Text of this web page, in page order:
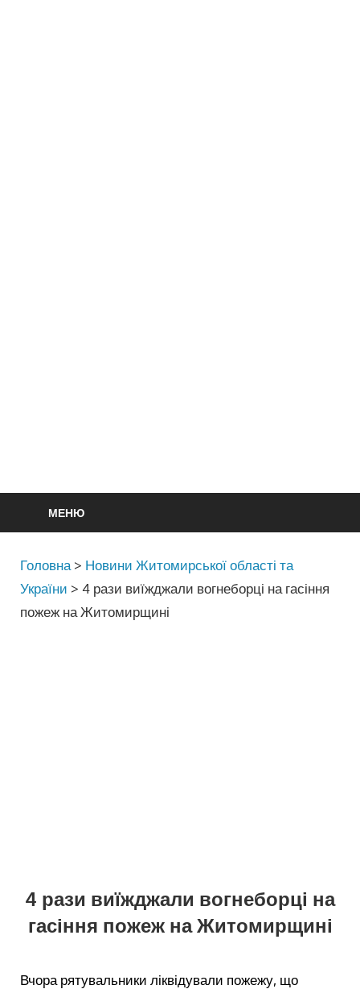
МЕНЮ
Головна > Новини Житомирської області та
України > 4 рази виїжджали вогнеборці на гасіння
пожеж на Житомирщині
4 рази виїжджали вогнеборці на
гасіння пожеж на Житомирщині
Вчора рятувальники ліквідували пожежу, що